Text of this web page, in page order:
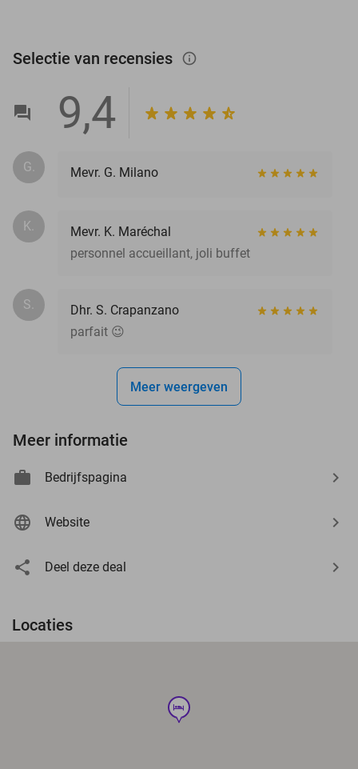
Selectie van recensies info_outlined
9,4
G. Mevr. G. Milano
K.
Mevr. K. Maréchal
personnel accueillant, joli buffet
S.
Dhr. S. Crapanzano
parfait 😉
Meer weergeven
Meer informatie
Bedrijfspagina
Website
Deel deze deal
Locaties
hotel